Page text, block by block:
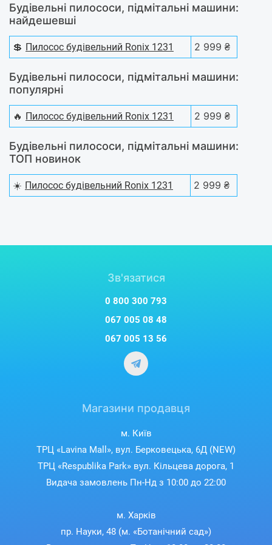
Будівельні пилососи, підмітальні машини:
найдешевші
💲 Пилосос будівельний Ronix 1231 2 999 ₴
Будівельні пилососи, підмітальні машини:
популярні
🔥 Пилосос будівельний Ronix 1231 2 999 ₴
Будівельні пилососи, підмітальні машини:
ТОП новинок
☀️ Пилосос будівельний Ronix 1231 2 999 ₴
Зв'язатися
0 800 300 793
067 005 08 48
067 005 13 56
Магазини продавця
м. Київ
ТРЦ «Lavina Mall», вул. Берковецька, 6Д (NEW)
ТРЦ «Respublika Park» вул. Кільцева дорога, 1
Видача замовлень Пн-Нд з 10:00 до 22:00
м. Харків
пр. Науки, 48 (м. «Ботанічний сад»)